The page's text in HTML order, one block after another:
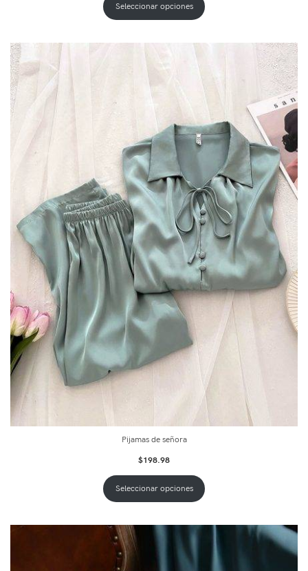
Seleccionar opciones
Pijamas de señora
$198.98
Seleccionar opciones